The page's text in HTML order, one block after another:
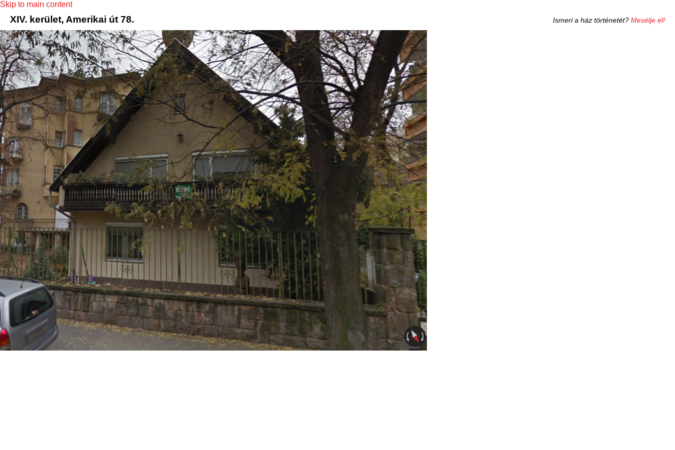
Skip to main content
XIV. kerület, Amerikai út 78. Ismeri a ház történetét? Mesélje el!